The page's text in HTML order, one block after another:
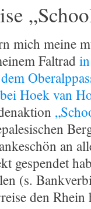
mich meine
Faltrad
Hoek van
an
gespendet
(s.
den Rhein